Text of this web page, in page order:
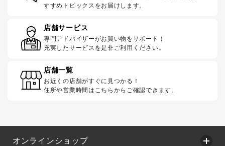
すすめトピックスをお届けします。
店舗サービス
専門アドバイザーがお買い物をサポート！
充実したサービスを是非ご利用ください。
店舗一覧
お近くの店舗がすぐに見つかる！
住所や営業時間はこちらからご確認できます。
オンラインショップ